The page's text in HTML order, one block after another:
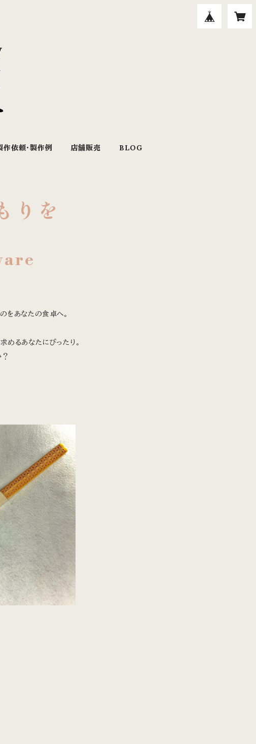
作依頼・製作例 店舗販売 BLOG
りを
をあなたの食卓へ。
めるあなたにぴったり。